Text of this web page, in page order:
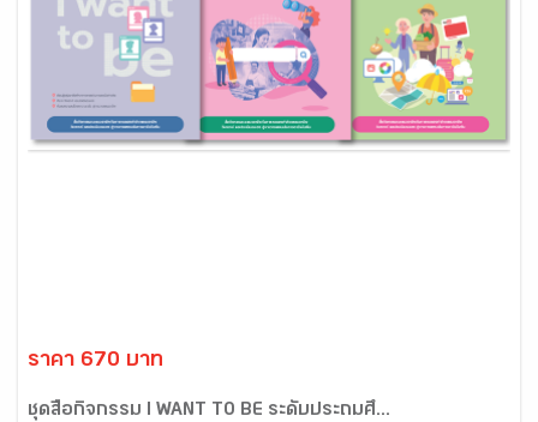
ราคา 670 บาท
ชุดสื่อกิจกรรม I WANT TO BE ระดับประถมศึ...